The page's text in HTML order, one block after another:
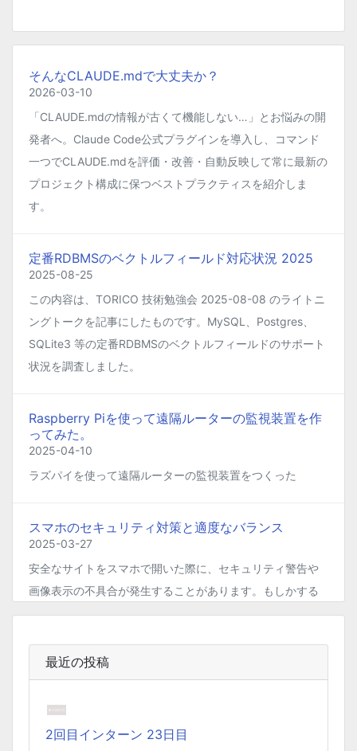
そんなCLAUDE.mdで大丈夫か？
2026-03-10
「CLAUDE.mdの情報が古くて機能しない…」とお悩みの開
発者へ。Claude Code公式プラグインを導入し、コマンド
一つでCLAUDE.mdを評価・改善・自動反映して常に最新の
プロジェクト構成に保つベストプラクティスを紹介しま
す。
定番RDBMSのベクトルフィールド対応状況 2025
2025-08-25
この内容は、TORICO 技術勉強会 2025-08-08 のライトニ
ングトークを記事にしたものです。MySQL、Postgres、
SQLite3 等の定番RDBMSのベクトルフィールドのサポート
状況を調査しました。
Raspberry Piを使って遠隔ルーターの監視装置を作
ってみた。
2025-04-10
ラズパイを使って遠隔ルーターの監視装置をつくった
スマホのセキュリティ対策と適度なバランス
2025-03-27
安全なサイトをスマホで開いた際に、セキュリティ警告や
画像表示の不具合が発生することがあります。もしかする
と、スマホの過度なセキュリティ対策が他のアプリの動作
ィ対策とその影響について簡単にご紹介します。
Coima + Rosetta 2 で、Apple Silicon 上で x86_64
の Docker イメージをビルドする (Docker desktop
やめる)
最近の投稿
2回目インターン 23日目